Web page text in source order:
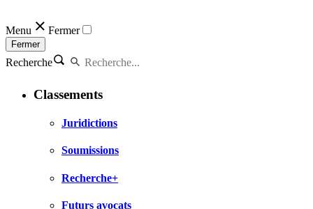
Menu Fermer
Fermer
Recherche
Classements
Juridictions
Soumissions
Recherche+
Futurs avocats